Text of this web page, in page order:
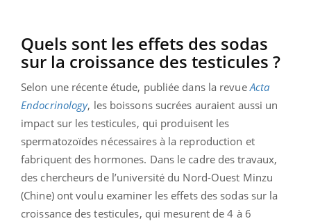
Quels sont les effets des sodas
sur la croissance des testicules ?
Selon une récente étude, publiée dans la revue Acta
Endocrinology, les boissons sucrées auraient aussi un
impact sur les testicules, qui produisent les
spermatozoïdes nécessaires à la reproduction et
fabriquent des hormones. Dans le cadre des travaux,
des chercheurs de l’université du Nord-Ouest Minzu
(Chine) ont voulu examiner les effets des sodas sur la
croissance des testicules, qui mesurent de 4 à 6